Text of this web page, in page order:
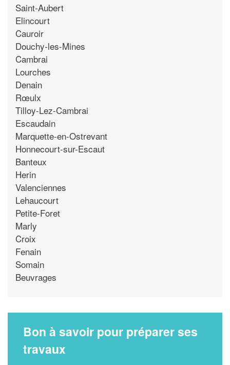
Saint-Aubert
Elincourt
Cauroir
Douchy-les-Mines
Cambrai
Lourches
Denain
Rœulx
Tilloy-Lez-Cambrai
Escaudain
Marquette-en-Ostrevant
Honnecourt-sur-Escaut
Banteux
Herin
Valenciennes
Lehaucourt
Petite-Foret
Marly
Croix
Fenain
Somain
Beuvrages
Bon à savoir pour préparer ses
travaux